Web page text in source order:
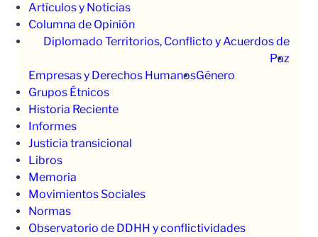
Artículos y Noticias
Columna de Opinión
Diplomado Territorios, Conflicto y Acuerdos de
Paz
Empresas y Derechos HumanosGénero
Grupos Étnicos
Historia Reciente
Informes
Justicia transicional
Libros
Memoria
Movimientos Sociales
Normas
Observatorio de DDHH y conflictividades